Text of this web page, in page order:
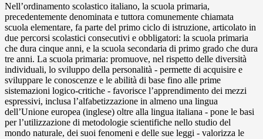
Nell’ordinamento scolastico italiano, la scuola primaria,
precedentemente denominata e tuttora comunemente chiamata
scuola elementare, fa parte del primo ciclo di istruzione, articolato in
due percorsi scolastici consecutivi e obbligatori: la scuola primaria
che dura cinque anni, e la scuola secondaria di primo grado che dura
tre anni. La scuola primaria: promuove, nel rispetto delle diversità
individuali, lo sviluppo della personalità - permette di acquisire e
sviluppare le conoscenze e le abilità di base fino alle prime
sistemazioni logico-critiche - favorisce l’apprendimento dei mezzi
espressivi, inclusa l’alfabetizzazione in almeno una lingua
dell’Unione europea (inglese) oltre alla lingua italiana - pone le basi
per l’utilizzazione di metodologie scientifiche nello studio del
mondo naturale, dei suoi fenomeni e delle sue leggi - valorizza le